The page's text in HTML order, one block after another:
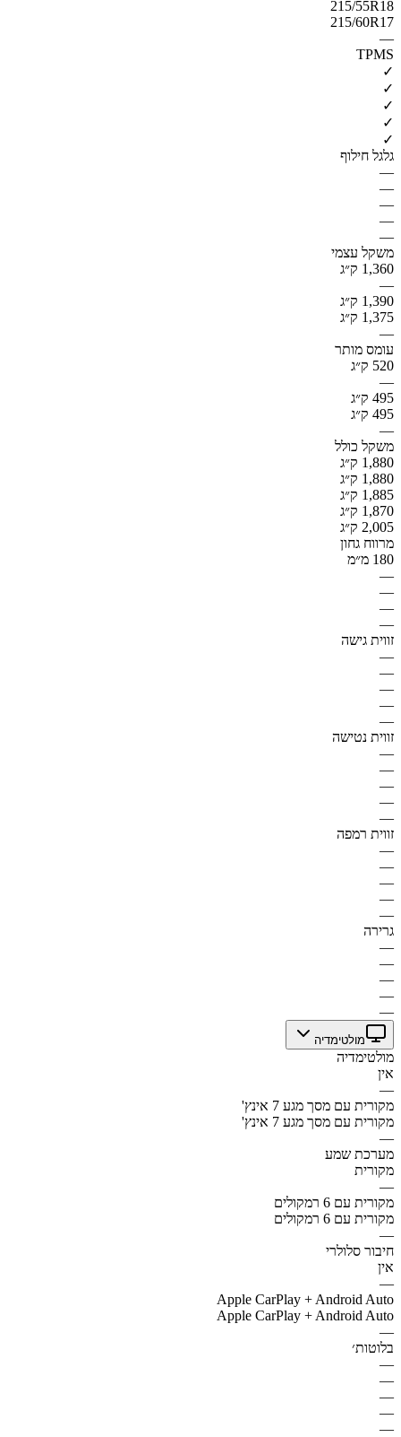
215/55R18
215/60R17
—
TPMS
✓
✓
✓
✓
✓
גלגל חילוף
—
—
—
—
—
משקל עצמי
1,360 ק״ג
—
1,390 ק״ג
1,375 ק״ג
—
עומס מותר
520 ק״ג
—
495 ק״ג
495 ק״ג
—
משקל כולל
1,880 ק״ג
1,880 ק״ג
1,885 ק״ג
1,870 ק״ג
2,005 ק״ג
מרווח גחון
180 מ״מ
—
—
—
—
זווית גישה
—
—
—
—
—
זווית נטישה
—
—
—
—
—
זווית רמפה
—
—
—
—
—
גרירה
—
—
—
—
—
מולטימדיה
מולטימדיה
אין
—
מקורית עם מסך מגע 7 אינץ'
מקורית עם מסך מגע 7 אינץ'
—
מערכת שמע
מקורית
—
מקורית עם 6 רמקולים
מקורית עם 6 רמקולים
—
חיבור סלולרי
אין
—
Apple CarPlay + Android Auto
Apple CarPlay + Android Auto
—
בלוטות׳
—
—
—
—
—